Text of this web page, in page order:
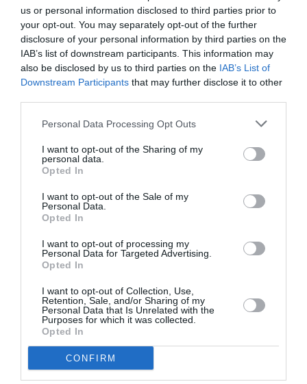
us or personal information disclosed to third parties prior to
your opt-out. You may separately opt-out of the further
disclosure of your personal information by third parties on the
IAB’s list of downstream participants. This information may
also be disclosed by us to third parties on the IAB’s List of
Downstream Participants that may further disclose it to other
Personal Data Processing Opt Outs
I want to opt-out of the Sharing of my
personal data.
Opted In
I want to opt-out of the Sale of my
Personal Data.
Opted In
I want to opt-out of processing my
Personal Data for Targeted Advertising.
Opted In
I want to opt-out of Collection, Use,
Retention, Sale, and/or Sharing of my
Personal Data that Is Unrelated with the
Purposes for which it was collected.
Opted In
CONFIRM
răufăcătorii ar trebui să fie italieni.
See
more
Articolul anterior
Mircea Badea şi Oreste, în război
Mantova, au fost arestați la Vaslui
ASEMENEA
ITALIA